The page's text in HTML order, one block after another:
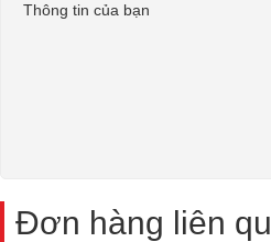
Thông tin của bạn
Đơn hàng liên